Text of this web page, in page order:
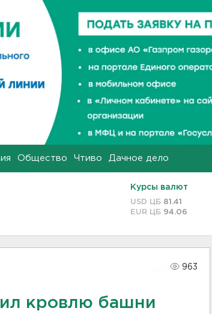
Общество Чтиво Дачное дело
Курсы валют
USD ЦБ 81.41
EUR ЦБ 94.06
963
кровлю башни